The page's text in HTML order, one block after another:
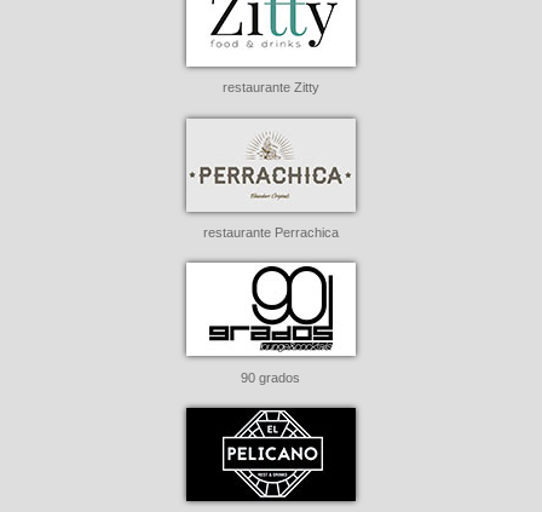
restaurante Zitty
restaurante Perrachica
90 grados